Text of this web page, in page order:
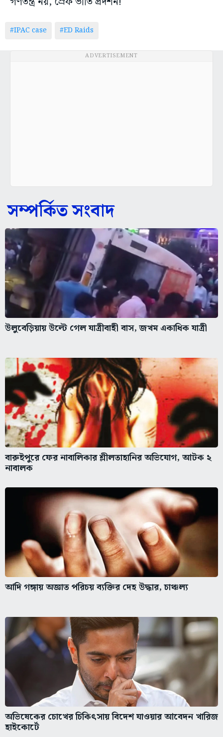
#IPAC case #ED Raids
ADVERTISEMENT
সম্পর্কিত সংবাদ
উলুবেড়িয়ায় উল্টে গেল যাত্রীবাহী বাস, জখম একাধিক যাত্রী
বারুইপুরে ফের নাবালিকার শ্লীলতাহানির অভিযোগ, আটক ২
নাবালক
আদি গঙ্গায় অজ্ঞাত পরিচয় ব্যক্তির দেহ উদ্ধার, চাঞ্চল্য
অভিষেকের চোখের চিকিৎসায় বিদেশ যাওয়ার আবেদন খারিজ
হাইকোর্টে